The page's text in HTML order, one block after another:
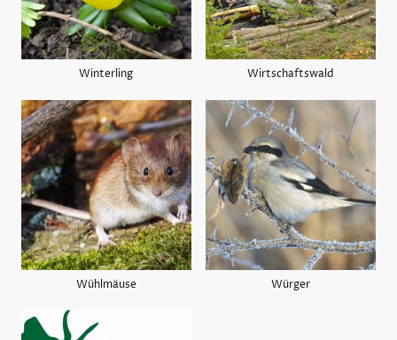
Winterling Wirtschaftswald
Wühlmäuse Würger